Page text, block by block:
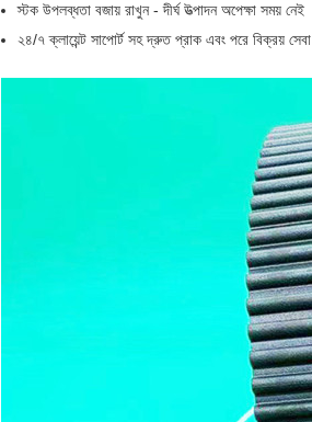
স্টক উপলব্ধতা বজায় রাখুন - দীর্ঘ উত্পাদন অপেক্ষা সময় নেই
২৪/৭ ক্লায়েন্ট সাপোর্ট সহ দ্রুত প্রাক এবং পরে বিক্রয় সেবা